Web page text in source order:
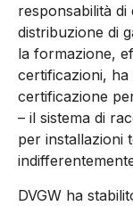
responsabilità
distribuzione di
la formazione,
certificazioni, ha
certificazione
– il sistema di
per installazioni
DVGW ha